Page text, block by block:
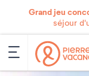
Grand jeu
séjour